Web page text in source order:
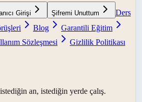
Girişi Şifremi Unuttum
Ders
Blog
Garantili Eğitim
Sözleşmesi
Gizlilik Politikası
an, istediğin yerde çalış.